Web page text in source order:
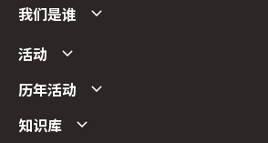
我们是谁
活动
历年活动
知识库